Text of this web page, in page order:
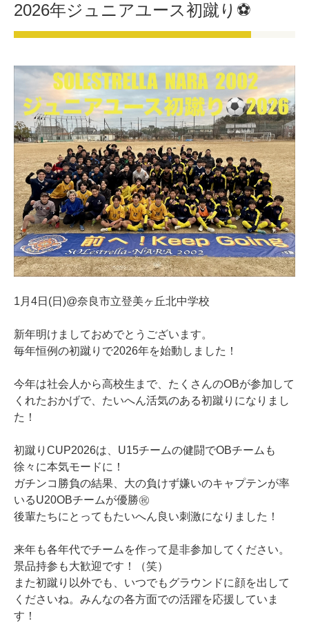
2026年ジュニアユース初蹴り⚽️
1月4日(日)@奈良市立登美ヶ丘北中学校
新年明けましておめでとうございます。
毎年恒例の初蹴りで2026年を始動しました！
今年は社会人から高校生まで、たくさんのOBが参加して
くれたおかげで、たいへん活気のある初蹴りになりまし
た！
初蹴りCUP2026は、U15チームの健闘でOBチームも
徐々に本気モードに！
ガチンコ勝負の結果、大の負けず嫌いのキャプテンが率
いるU20OBチームが優勝㊗️
後輩たちにとってもたいへん良い刺激になりました！
来年も各年代でチームを作って是非参加してください。
景品持参も大歓迎です！（笑）
また初蹴り以外でも、いつでもグラウンドに顔を出して
くださいね。みんなの各方面での活躍を応援していま
す！